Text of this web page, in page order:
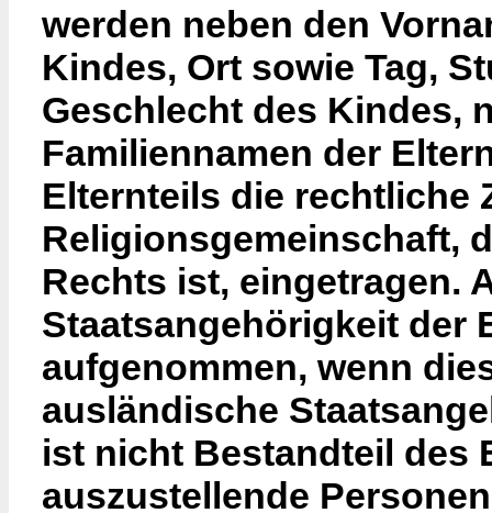
werden neben den
Kindes, Ort sowie Tag,
Geschlecht des Kindes,
Familiennamen der
Elternteils die rechtliche
Religionsgemeinschaft,
Rechts ist, eingetragen.
Staatsangehörigkeit der
aufgenommen, wenn
ausländische
ist nicht Bestandteil des
auszustellende